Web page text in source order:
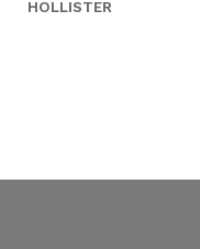
HOLLISTER